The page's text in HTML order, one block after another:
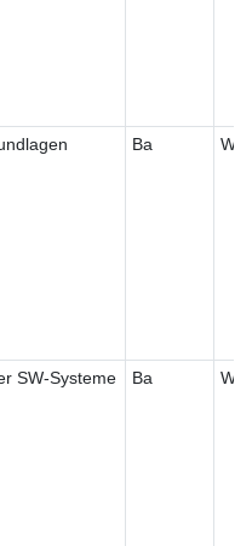
Ba W
SW-Systeme Ba W